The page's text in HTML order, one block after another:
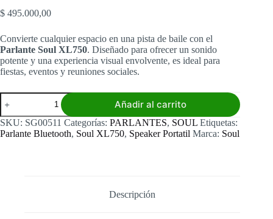
$ 495.000,00
Convierte cualquier espacio en una pista de baile con el
Parlante Soul XL750. Diseñado para ofrecer un sonido
potente y una experiencia visual envolvente, es ideal para
fiestas, eventos y reuniones sociales.
Parlante
Soul
XL750
cantidad
Añadir al carrito
SKU: SG00511 Categorías: PARLANTES, SOUL Etiquetas:
Parlante Bluetooth, Soul XL750, Speaker Portatil Marca: Soul
Descripción